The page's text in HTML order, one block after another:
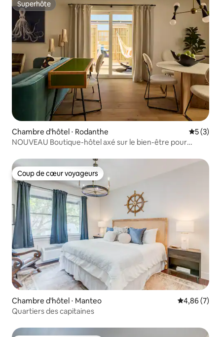
Superhôte
Superhôte
Chambre d'hôtel ⋅ Rodanthe
5 (3)
NOUVEAU Boutique-hôtel axé sur le bien-être pour
Coup de cœur voyageurs
Coup de cœur voyageurs
Chambre d'hôtel ⋅ Manteo Évaluation
4,86 (7)
Quartiers des capitaines